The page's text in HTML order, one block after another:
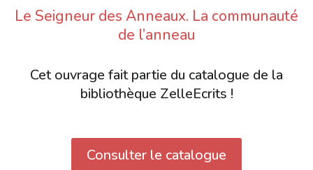
Le Seigneur des Anneaux. La communauté
de l’anneau
Cet ouvrage fait partie du catalogue de la
bibliothèque ZelleEcrits !
Consulter le catalogue